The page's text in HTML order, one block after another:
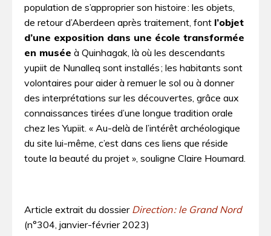
population de s’approprier son histoire : les objets,
de retour d’Aberdeen après traitement, font l’objet
d’une exposition dans une école transformée
en musée à Quinhagak, là où les descendants
yupiit de Nunalleq sont installés ; les habitants sont
volontaires pour aider à remuer le sol ou à donner
des interprétations sur les découvertes, grâce aux
connaissances tirées d’une longue tradition orale
chez les Yupiit. « Au-delà de l’intérêt archéologique
du site lui-même, c’est dans ces liens que réside
toute la beauté du projet », souligne Claire Houmard.
Article extrait du dossier Direction : le Grand Nord
(n°304, janvier-février 2023)